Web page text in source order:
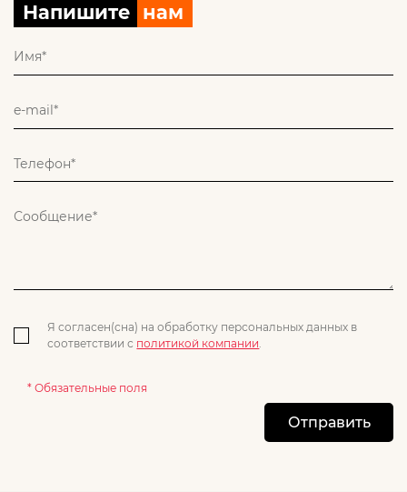
Напишите нам
Я согласен(сна) на обработку персональных данных в
соответствии с политикой компании
* Обязательные поля
Отправить